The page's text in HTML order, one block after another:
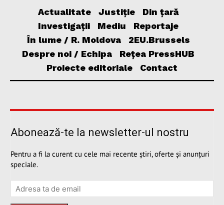
Actualitate Justiție
Din țară
Investigații
Mediu
Reportaje
În lume / R. Moldova
2EU.Brussels
Despre noi / Echipa
Rețea PressHUB
Proiecte editoriale
Contact
Abonează-te la newsletter-ul nostru
Pentru a fi la curent cu cele mai recente știri, oferte și anunțuri
speciale.